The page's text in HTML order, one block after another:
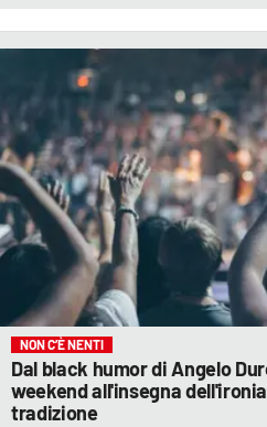
NON C’È NENTI
Dal black humor di Angelo
weekend all'insegna
tradizione